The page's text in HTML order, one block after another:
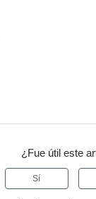
¿Fue útil este
Sí